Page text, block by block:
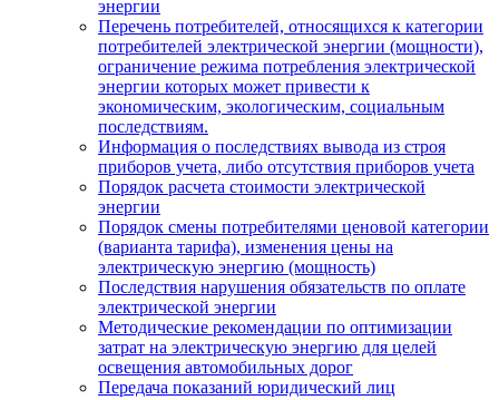
энергии
Перечень потребителей, относящихся к категории
потребителей электрической энергии (мощности),
ограничение режима потребления электрической
энергии которых может привести к
экономическим, экологическим, социальным
последствиям.
Информация о последствиях вывода из строя
приборов учета, либо отсутствия приборов учета
Порядок расчета стоимости электрической
энергии
Порядок смены потребителями ценовой категории
(варианта тарифа), изменения цены на
электрическую энергию (мощность)
Последствия нарушения обязательств по оплате
электрической энергии
Методические рекомендации по оптимизации
затрат на электрическую энергию для целей
освещения автомобильных дорог
Передача показаний юридический лиц